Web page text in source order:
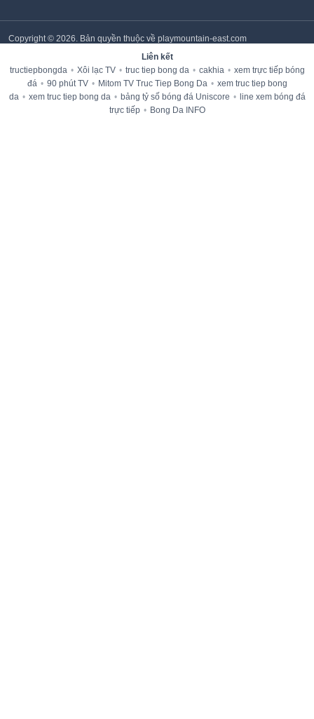
Copyright © 2026. Bản quyền thuộc về playmountain-east.com
Liên kết
tructiepbongda • Xôi lạc TV • truc tiep bong da • cakhia • xem trực tiếp bóng
đá • 90 phút TV • Mitom TV Truc Tiep Bong Da • xem truc tiep bong
da • xem truc tiep bong da • bảng tỷ số bóng đá Uniscore •
line xem bóng đá
trực tiếp • Bong Da INFO